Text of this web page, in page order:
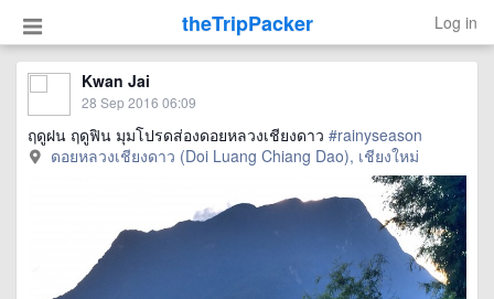
theTripPacker Log in
Kwan Jai
28 Sep 2016 06:09
ฤดูฝน ฤดูฟิน มุมโปรดส่องดอยหลวงเชียงดาว #rainyseason
ดอยหลวงเชียงดาว (Doi Luang Chiang Dao), เชียงใหม่